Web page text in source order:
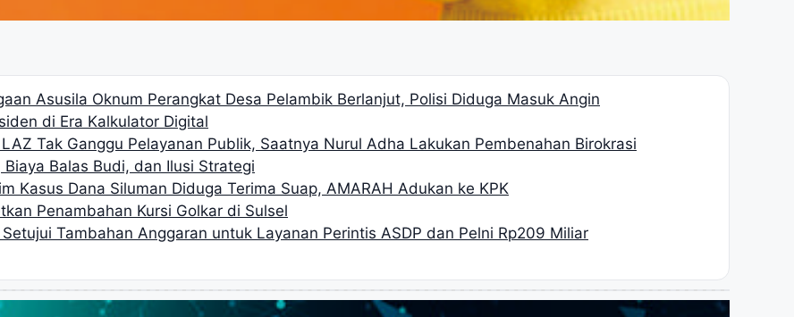
Asusila Oknum Perangkat Desa Pelambik Berlanjut, Polisi Diduga Masuk Angin
di Era Kalkulator Digital
Tak Ganggu Pelayanan Publik, Saatnya Nurul Adha Lakukan Pembenahan Birokrasi
Biaya Balas Budi, dan Ilusi Strategi
Kasus Dana Siluman Diduga Terima Suap, AMARAH Adukan ke KPK
Penambahan Kursi Golkar di Sulsel
Tambahan Anggaran untuk Layanan Perintis ASDP dan Pelni Rp209 Miliar